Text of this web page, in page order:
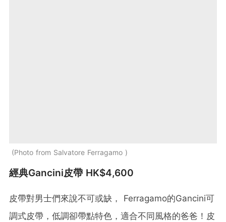
Photo from Salvatore Ferragamo
經典Gancini皮帶 HK$4,600
皮帶對男士們來說不可或缺， Ferragamo的Gancini可
調式皮帶，低調卻帶點特色，適合不同風格的爸爸！皮